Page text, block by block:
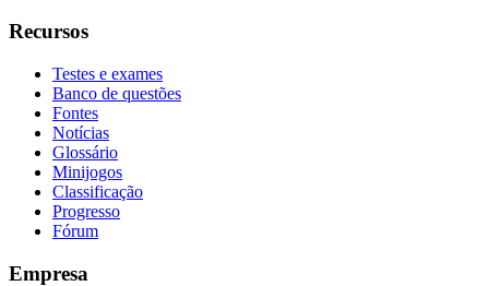
Recursos
Testes e exames
Banco de questões
Fontes
Notícias
Glossário
Minijogos
Classificação
Progresso
Fórum
Empresa